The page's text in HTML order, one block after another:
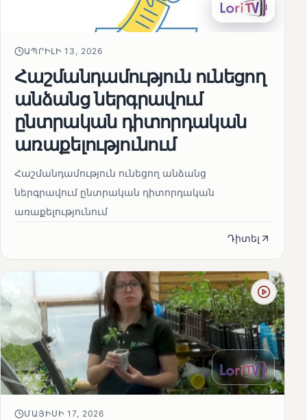
ԱՊՐԻԼԻ 13, 2026
Հաշմանդամություն ունեցող
անձանց ներգրավում
ընտրական դիտորդական
առաքելությունում
Հաշմանդամություն ունեցող անձանց
ներգրավում ընտրական դիտորդական
առաքելությունում
Դիտել
ՄԱՅԻՍԻ 17, 2026